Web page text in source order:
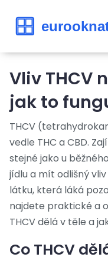
Vliv THCV
jak to
THCV
vedle THC a CBD.
stejné jako u
jídlu a mít odlišný
látku, která láká
najdete praktické a
THCV dělá v těle a
Co THCV